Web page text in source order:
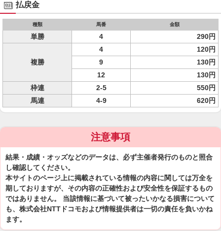
払戻金
種類 馬番 金額
単勝 4 290円
複勝
4
120円
9
130円
12
130円
枠連
2-5
550円
馬連
4-9 620円
注意事項
結果・成績・オッズなどのデータは、必ず主催者発行のものと照合
し確認してください。
本サイトのページ上に掲載されている情報の内容に関しては万全を
期しておりますが、その内容の正確性および安全性を保証するもの
ではありません。 当該情報に基づいて被ったいかなる損害について
も、株式会社NTTドコモおよび情報提供者は一切の責任を負いかね
ます。